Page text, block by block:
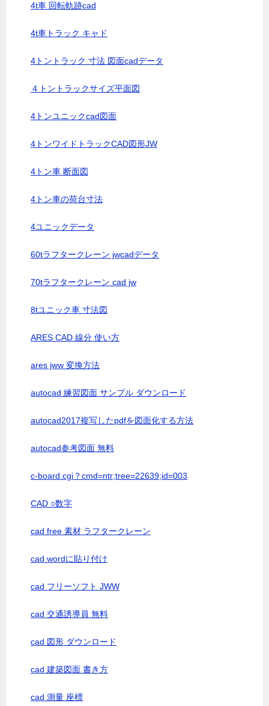
4t車 回転軌跡cad
4t車トラック キャド
4トントラック 寸法 図面cadデータ
４トントラックサイズ平面図
4トンユニックcad図面
4トンワイドトラックCAD図形JW
4トン車 断面図
4トン車の荷台寸法
4ユニックデータ
60tラフタークレーン jwcadデータ
70tラフタークレーン cad jw
8tユニック車 寸法図
ARES CAD 線分 使い方
ares jww 変換方法
autocad 練習図面 サンプル ダウンロード
autocad2017複写したpdfを図面化する方法
autocad参考図面 無料
c-board.cgi？cmd=ntr;tree=22639;id=003
CAD ○数字
cad free 素材 ラフタークレーン
cad wordに貼り付け
cad フリーソフト JWW
cad 交通誘導員 無料
cad 図形 ダウンロード
cad 建築図面 書き方
cad 測量 座標